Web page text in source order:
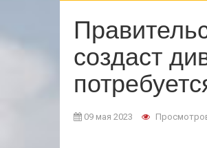
создаст
09 мая 2023